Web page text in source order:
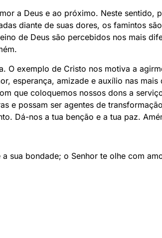
a Deus e ao próximo. Neste sentido,
diante de suas dores, os famintos
de Deus são percebidos nos mais
O exemplo de Cristo nos motiva a
esperança, amizade e auxílio nas
que coloquemos nossos dons a
e possam ser agentes de
Dá-nos a tua benção e a tua paz.
sua bondade; o Senhor te olhe com